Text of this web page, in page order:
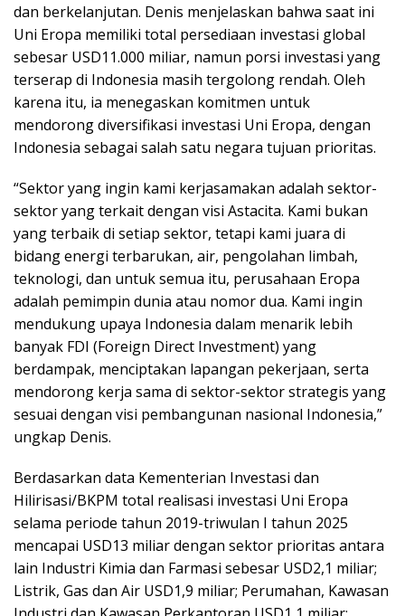
dan berkelanjutan. Denis menjelaskan bahwa saat ini
Uni Eropa memiliki total persediaan investasi global
sebesar USD11.000 miliar, namun porsi investasi yang
terserap di Indonesia masih tergolong rendah. Oleh
karena itu, ia menegaskan komitmen untuk
mendorong diversifikasi investasi Uni Eropa, dengan
Indonesia sebagai salah satu negara tujuan prioritas.
“Sektor yang ingin kami kerjasamakan adalah sektor-
sektor yang terkait dengan visi Astacita. Kami bukan
yang terbaik di setiap sektor, tetapi kami juara di
bidang energi terbarukan, air, pengolahan limbah,
teknologi, dan untuk semua itu, perusahaan Eropa
adalah pemimpin dunia atau nomor dua. Kami ingin
mendukung upaya Indonesia dalam menarik lebih
banyak FDI (Foreign Direct Investment) yang
berdampak, menciptakan lapangan pekerjaan, serta
mendorong kerja sama di sektor-sektor strategis yang
sesuai dengan visi pembangunan nasional Indonesia,”
ungkap Denis.
Berdasarkan data Kementerian Investasi dan
Hilirisasi/BKPM total realisasi investasi Uni Eropa
selama periode tahun 2019-triwulan I tahun 2025
mencapai USD13 miliar dengan sektor prioritas antara
lain Industri Kimia dan Farmasi sebesar USD2,1 miliar;
Listrik, Gas dan Air USD1,9 miliar; Perumahan, Kawasan